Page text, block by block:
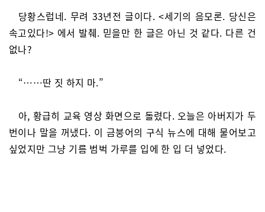
당황스럽네. 무려 33년전 글이다. <세기의 음모론. 당신은
속고있다!> 에서 발췌. 믿을만 한 글은 아닌 것 같다. 다른 건
없나?
“……딴 짓 하지 마.”
아, 황급히 교육 영상 화면으로 돌렸다. 오늘은 아버지가 두
번이나 말을 꺼냈다. 이 금붕어의 구식 뉴스에 대해 물어보고
싶었지만 그냥 기름 범벅 가루를 입에 한 입 더 넣었다.